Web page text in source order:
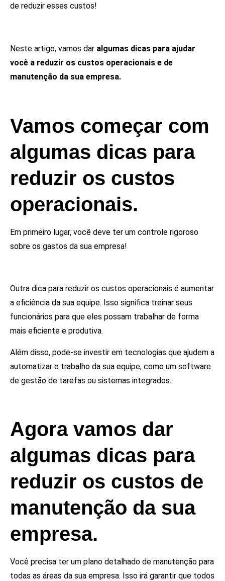
de reduzir esses custos!
Neste artigo, vamos dar algumas dicas para ajudar
você a reduzir os custos operacionais e de
manutenção da sua empresa.
Vamos começar com
algumas dicas para
reduzir os custos
operacionais.
Em primeiro lugar, você deve ter um controle rigoroso
sobre os gastos da sua empresa!
Outra dica para reduzir os custos operacionais é aumentar
a eficiência da sua equipe. Isso significa treinar seus
funcionários para que eles possam trabalhar de forma
mais eficiente e produtiva.
Além disso, pode-se investir em tecnologias que ajudem a
automatizar o trabalho da sua equipe, como um software
de gestão de tarefas ou sistemas integrados.
Agora vamos dar
algumas dicas para
reduzir os custos de
manutenção da sua
empresa.
Você precisa ter um plano detalhado de manutenção para
todas as áreas da sua empresa. Isso irá garantir que todos